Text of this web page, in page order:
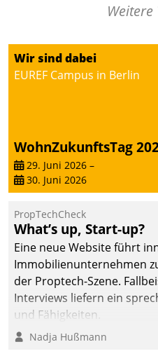
Weitere
Wir sind dabei
EUREF Campus in Berlin
WohnZukunftsTag
29. Juni 2026 –
30. Juni 2026
PropTechCheck
What’s up, Start-up?
Eine neue Website führt
Immobilienunternehmen
der Proptech-Szene.
Interviews liefern ein
und Fähigkeiten.
Nadja Hußmann